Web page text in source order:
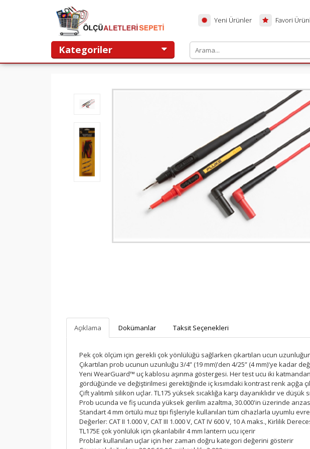
Kategoriler
Yeni Ürünler Favori
ANASAYFA
KAMPANYALAR
HİZMETLERİMİZ
YORUMLAR
TEMSİLCİLİKLER
MARKALAR
Ölçüaletlerisepeti.com alışveriş sitesi
internet alışverişlerinizde kredi
Açıklama Dokümanlar Taksit Seçenekleri
Pek çok ölçüm için gerekli çok yönlülüğü sağlarken çıkartılan ucun
Çıkartılan prob ucunun uzunluğu 3/4” (19 mm)'den 4/25” (4 mm)'ye kadar
Yeni WearGuard™ uç kablosu aşınma göstergesi. Her test ucu iki katmandan
gördüğünde ve değiştirilmesi gerektiğinde iç kısımdaki kontrast renk açığa
Çift yalıtımlı silikon uçlar. TL175 yüksek sıcaklığa karşı dayanıklıdır ve
Prob ucunda ve fiş ucunda yüksek gerilim azaltma, 30.000'in üzerinde
Standart 4 mm örtülü muz tipi fişleriyle kullanılan tüm cihazlarla uyumlu
Değerler: CAT II 1.000 V, CAT III 1.000 V, CAT IV 600 V, 10 A maks., Kirlilik
TL175E çok yönlülük için çıkarılabilir 4 mm lantern ucu içerir
Problar kullanılan uçlar için her zaman doğru kategori değerini gösterir